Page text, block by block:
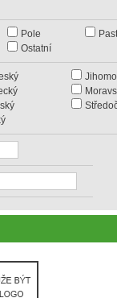
Pole
Ostatní